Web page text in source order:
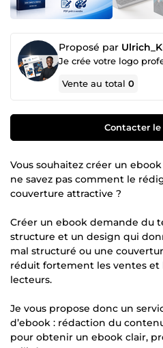
Proposé par
Vente au total0
Contacter
Vous souhaitez créer un
ne savez pas comment le
couverture attractive ?
Créer un ebook demande du
structure et un design qui
mal structuré ou une
réduit fortement les ventes et
lecteurs.
Je vous propose donc un
d’ebook : rédaction du
pour obtenir un ebook clair,